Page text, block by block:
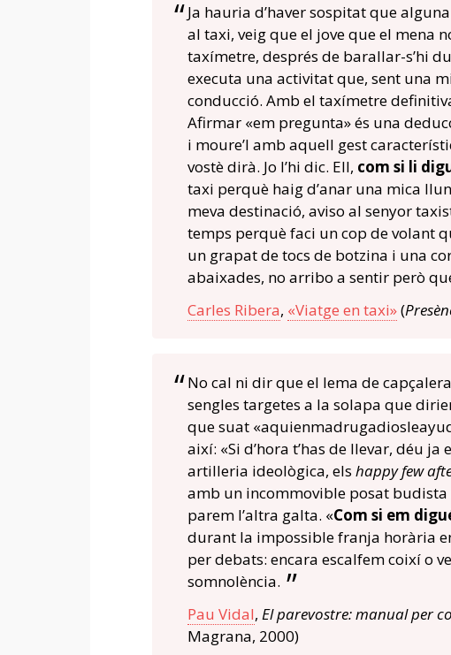
Ja hauria d’haver sospitat que
al taxi, veig que el jove que el mena
taxímetre, després de barallar-s’hi
executa una activitat que, sent una
conducció. Amb el taxímetre
Afirmar «em pregunta» és una
i moure’l amb aquell gest
vostè dirà. Jo l’hi dic. Ell, com si li
taxi perquè haig d’anar una mica
meva destinació, aviso al senyor
temps perquè faci un cop de volant
un grapat de tocs de botzina i una
abaixades, no arribo a sentir però
Carles Ribera, «Viatge en taxi»(
No cal ni dir que el lema de
sengles targetes a la solapa que
que suat
així: «Si d’hora t’has de llevar, déu
artilleria ideològica, els happy few
amb un incommovible posat
parem l’altra galta. «Com si em
durant la impossible franja horària
per debats: encara escalfem coixí o
somnolència.
Pau Vidal, El parevostre: manual per
Magrana, 2000)